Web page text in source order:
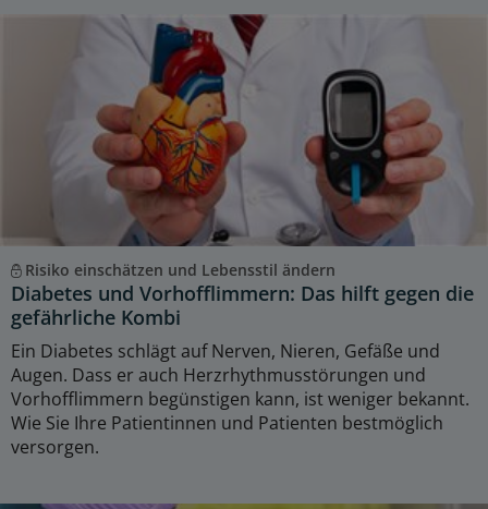
Risiko einschätzen und Lebensstil ändern
Diabetes und Vorhofflimmern: Das hilft gegen die
gefährliche Kombi
Ein Diabetes schlägt auf Nerven, Nieren, Gefäße und
Augen. Dass er auch Herzrhythmusstörungen und
Vorhofflimmern begünstigen kann, ist weniger bekannt.
Wie Sie Ihre Patientinnen und Patienten bestmöglich
versorgen.